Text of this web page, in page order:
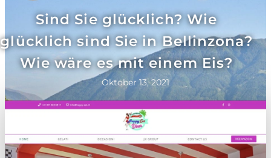
Sind Sie glücklich? Wie
glücklich sind Sie in Bellinzona?
Wie wäre es mit einem Eis?
Oktober 13, 2021